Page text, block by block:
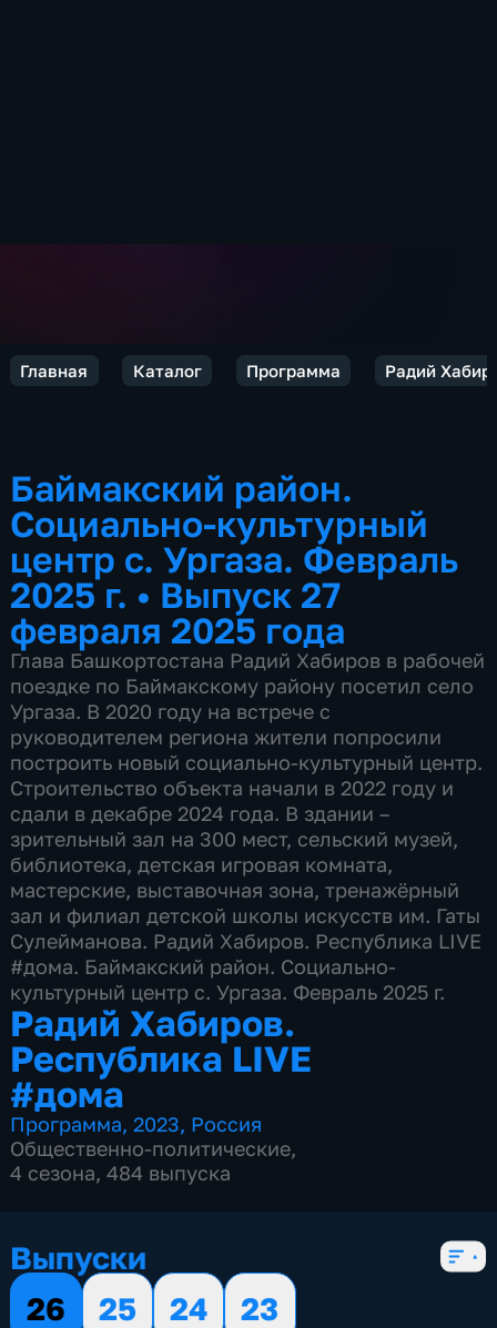
Главная Каталог Программа Радий
Баймакский район.
Социально-культурный
центр с. Ургаза. Февраль
2025 г. • Выпуск 27
февраля 2025 года
Глава Башкортостана Радий Хабиров в рабочей
поездке по Баймакскому району посетил село
Ургаза. В 2020 году на встрече с
руководителем региона жители попросили
построить новый социально-культурный центр.
Строительство объекта начали в 2022 году и
сдали в декабре 2024 года. В здании –
зрительный зал на 300 мест, сельский музей,
библиотека, детская игровая комната,
мастерские, выставочная зона, тренажёрный
зал и филиал детской школы искусств им. Гаты
Сулейманова. Радий Хабиров. Республика LIVE
#дома. Баймакский район. Социально-
культурный центр с. Ургаза. Февраль 2025 г.
Радий Хабиров.
Республика LIVE
#дома
Программа,2023, Россия
Общественно-политические,
4 сезона, 484 выпуска
Выпуски
26
25 24
23